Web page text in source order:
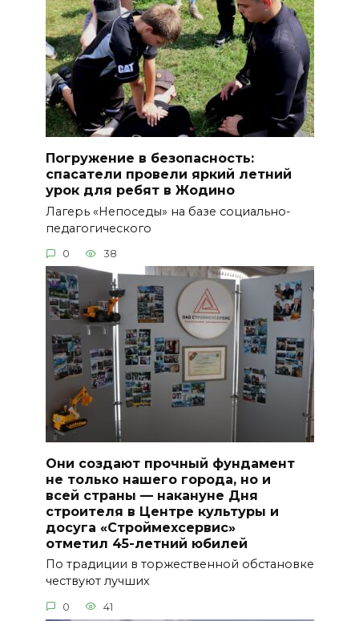
Погружение в безопасность:
спасатели провели яркий летний
урок для ребят в Жодино
Лагерь «Непоседы» на базе социально-
педагогического
0 38
Они создают прочный фундамент
не только нашего города, но и
всей страны — накануне Дня
строителя в Центре культуры и
досуга «Строймехсервис»
отметил 45-летний юбилей
По традиции в торжественной обстановке
чествуют лучших
0 41